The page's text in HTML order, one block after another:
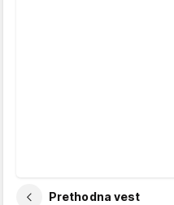
Prethodna vest